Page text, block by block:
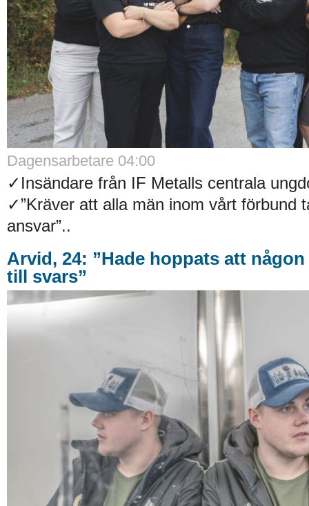
Dagensarbetare 04:00
✓Insändare från IF Metalls centrala
✓”Kräver att alla män inom vårt förbund
ansvar”..
Arvid, 24: ”Hade hoppats att
till svars”